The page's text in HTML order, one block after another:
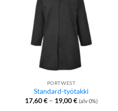
PORTWEST
Standard-työtakki
17,60€ – 19,00€Hintaluokka:
17,60 €
(alv 0%)